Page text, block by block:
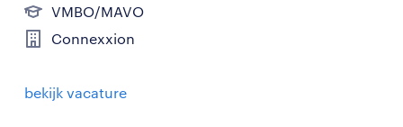
VMBO/MAVO
Connexxion
bekijk vacature